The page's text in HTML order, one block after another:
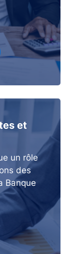
et
un rôle
des
Banque